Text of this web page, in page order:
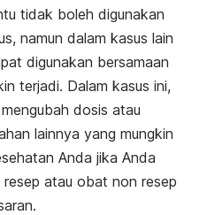
tidak boleh digunakan
namun dalam kasus lain
digunakan bersamaan
terjadi. Dalam kasus ini,
dosis atau
lainnya yang mungkin
Anda jika Anda
atau obat non resep